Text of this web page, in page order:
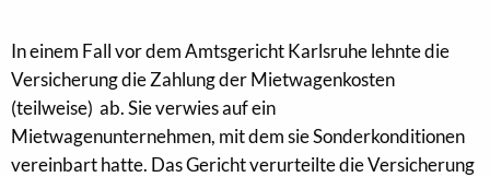
In einem Fall vor dem Amtsgericht Karlsruhe lehnte die
Versicherung die Zahlung der Mietwagenkosten
(teilweise) ab. Sie verwies auf ein
Mietwagenunternehmen, mit dem sie Sonderkonditionen
vereinbart hatte. Das Gericht verurteilte die Versicherung